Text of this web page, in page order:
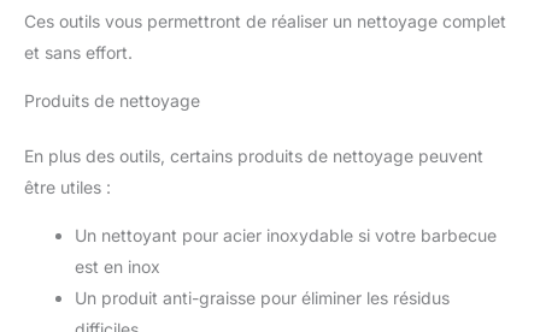
Ces outils vous permettront de réaliser un nettoyage complet
et sans effort.
Produits de nettoyage
En plus des outils, certains produits de nettoyage peuvent
être utiles :
Un nettoyant pour acier inoxydable si votre barbecue
est en inox
Un produit anti-graisse pour éliminer les résidus